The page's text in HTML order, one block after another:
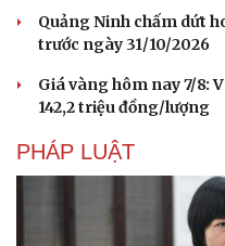
Quảng Ninh chấm dứt
trước ngày 31/10/2026
Giá vàng hôm nay 7/8:
142,2 triệu đồng/lượng
PHÁP LUẬT